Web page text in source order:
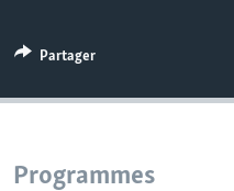
Partager
Programmes